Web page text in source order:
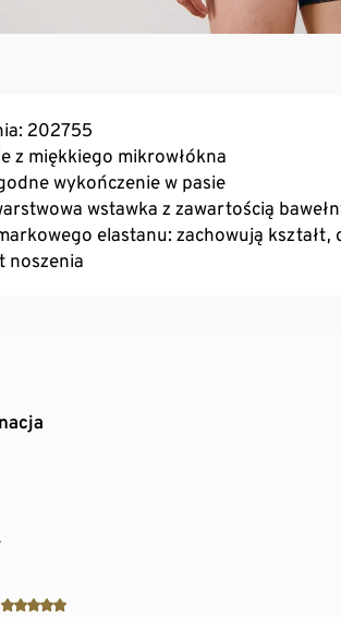
202755
z miękkiego mikrowłókna
wykończenie w pasie
wstawka z zawartością
elastanu: zachowują kształt,
noszenia